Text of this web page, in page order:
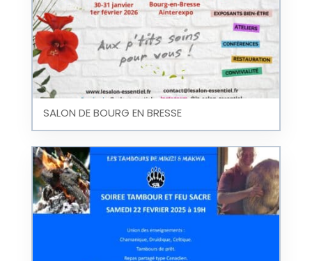
SALON DE BOURG EN BRESSE